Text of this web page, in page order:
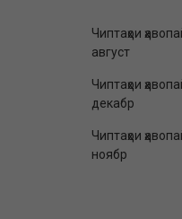
Чиптаҳои
август
Чиптаҳои
декабр
Чиптаҳои
ноябр